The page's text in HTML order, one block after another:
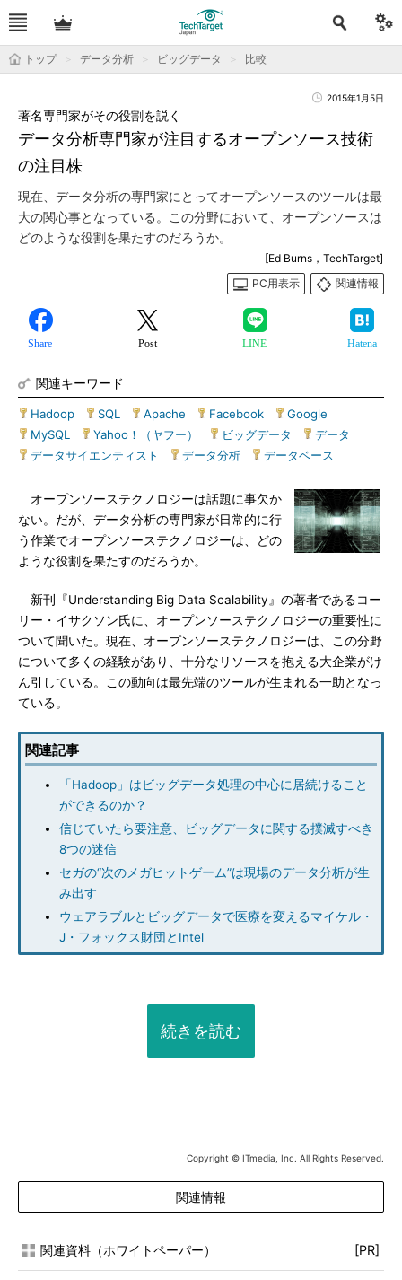
トップ データ分析 ビッグデータ 比較
2015年1月5日
データ分析専門家が注目するオープンソース技術
の注目株
著名専門家がその役割を説く
現在、データ分析の専門家にとってオープンソースのツールは最
大の関心事となっている。この分野において、オープンソースは
どのような役割を果たすのだろうか。
[Ed Burns，TechTarget]
PC用表示
関連情報
Share Post LINE Hatena
関連キーワード
Hadoop SQL Apache Facebook Google
MySQL
Yahoo！（ヤフー） ビッグデータ データ
データサイエンティスト
データ分析 データベース
オープンソーステクノロジーは話題に事欠か
ない。だが、データ分析の専門家が日常的に行
う作業でオープンソーステクノロジーは、どの
ような役割を果たすのだろうか。
新刊『Understanding Big Data Scalability』の著者であるコー
リー・イサクソン氏に、オープンソーステクノロジーの重要性に
ついて聞いた。現在、オープンソーステクノロジーは、この分野
について多くの経験があり、十分なリソースを抱える大企業がけ
ん引している。この動向は最先端のツールが生まれる一助となっ
ている。
関連記事
「Hadoop」はビッグデータ処理の中心に居続けること
ができるのか？
信じていたら要注意、ビッグデータに関する撲滅すべき
8つの迷信
セガの“次のメガヒットゲーム”は現場のデータ分析が生
み出す
ウェアラブルとビッグデータで医療を変えるマイケル・
J・フォックス財団とIntel
続きを読む
Copyright © ITmedia, Inc. All Rights Reserved.
関連情報
関連資料（ホワイトペーパー） [PR]